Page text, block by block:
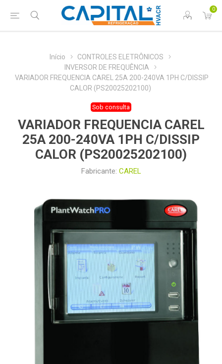
0
Início
CONTROLES ELETRÔNICOS
INVERSOR DE FREQUÊNCIA
VARIADOR FREQUENCIA CAREL 25A 200-240VA 1PH C/DISSIP
CALOR (PS20025202100)
Sob consulta
VARIADOR FREQUENCIA CAREL
25A 200-240VA 1PH C/DISSIP
CALOR (PS20025202100)
Fabricante: CAREL